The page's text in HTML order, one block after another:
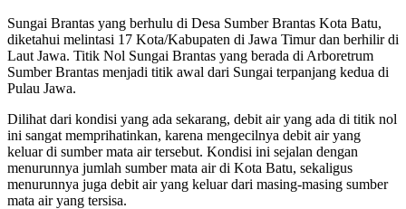
Sungai Brantas yang berhulu di Desa Sumber Brantas Kota Batu,
diketahui melintasi 17 Kota/Kabupaten di Jawa Timur dan berhilir di
Laut Jawa. Titik Nol Sungai Brantas yang berada di Arboretrum
Sumber Brantas menjadi titik awal dari Sungai terpanjang kedua di
Pulau Jawa.
Dilihat dari kondisi yang ada sekarang, debit air yang ada di titik nol
ini sangat memprihatinkan, karena mengecilnya debit air yang
keluar di sumber mata air tersebut. Kondisi ini sejalan dengan
menurunnya jumlah sumber mata air di Kota Batu, sekaligus
menurunnya juga debit air yang keluar dari masing-masing sumber
mata air yang tersisa.